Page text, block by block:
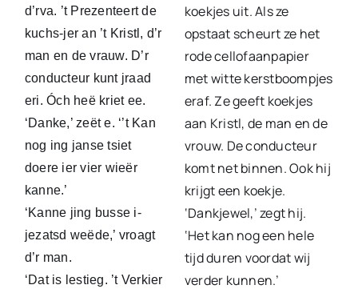
d’rva. ’t Prezenteert de
kuchs-jer an ’t Kristl, d’r
man en de vrauw. D’r
conducteur kunt jraad
eri. Óch heë kriet ee.
‘Danke,’ zeët e. ‘’t Kan
nog ing janse tsiet
doere ier vier wieër
kanne.’
‘Kanne jing busse i-
jezatsd weëde,’ vroagt
d’r man.
‘Dat is lestieg. ’t Verkier
koekjes uit. Als ze
opstaat scheurt ze het
rode cellofaanpapier
met witte kerstboompjes
eraf. Ze geeft koekjes
aan Kristl, de man en de
vrouw. De conducteur
komt net binnen. Ook hij
krijgt een koekje.
‘Dankjewel,’ zegt hij.
‘Het kan nog een hele
tijd duren voordat wij
verder kunnen.’